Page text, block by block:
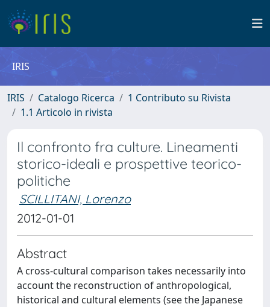
IRIS
IRIS Catalogo Ricerca
1 Contributo su Rivista
1.1 Articolo in rivista
Il confronto fra culture. Lineamenti
storico-ideali e prospettive teorico-
politiche
SCILLITANI, Lorenzo
2012-01-01
Abstract
A cross-cultural comparison takes necessarily into
account the reconstruction of anthropological,
historical and cultural elements (see the Japanese